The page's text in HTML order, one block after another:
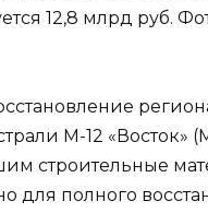
12,8 млрд руб.
М-12 «Восток»
строительные
для полного